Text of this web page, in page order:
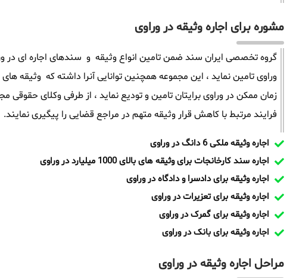
مشوره برای اجاره وثیقه در وراوی
گروه تخصصی ایران سند ضمن تامین انواع وثیقه و سندهای اجاره ای در
زمان ممکن در وراوی برایتان تامین و تودیع نماید ، از طرفی وکلای
فرایند مرتبط با کاهش قرار وثیقه متهم در مراجع قضایی را پیگیری نمایند.
اجاره وثیقه ملکی 6 دانگ در وراوی
اجاره سند کارخانجات برای وثیقه های بالای 1000 میلیارد در وراوی
اجاره وثیقه برای دادسرا و دادگاه در وراوی
اجاره وثیقه برای تعزیرات در وراوی
اجاره وثیقه برای گمرک در وراوی
اجاره وثیقه برای بانک در وراوی
مراحل اجاره وثیقه در وراوی